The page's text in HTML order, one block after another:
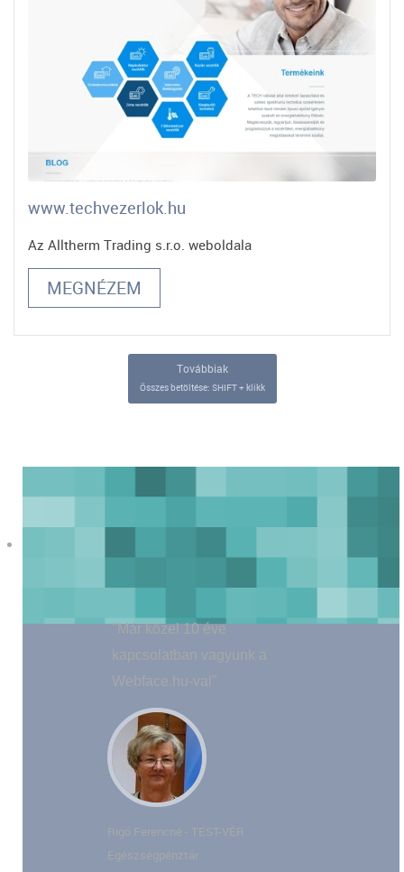
www.techvezerlok.hu
Az Alltherm Trading s.r.o. weboldala
MEGNÉZEM
Továbbiak
Összes betöltése: SHIFT + klikk
"Már közel 10 éve
kapcsolatban vagyunk a
Webface.hu-val"
Rigó Ferencné - TEST-VÉR
Egészségpénztár